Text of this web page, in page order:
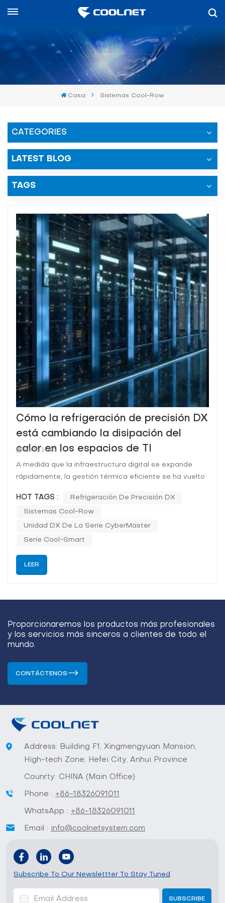
Casa Sistemas Cool-Row
CATEGORIES
LATEST BLOG
TAGS
Cómo la refrigeración de precisión DX
está cambiando la disipación del
calor en los espacios de TI
Jun 16, 2025
A medida que la infraestructura digital se expande
rápidamente, la gestión térmica eficiente se ha vuelto
longevidad de las operaciones de TI. En Coolnet,
continuamos liderando el desarrollo de tecnologías de
enfriamiento de precisión que brindan soluc...
HOT TAGS : Refrigeración De Precisión DX
Sistemas Cool-Row
Unidad DX De La Serie CyberMaster
Serie Cool-Smart
LEER
Proporcionaremos los productos más profesionales
y los servicios más sinceros a clientes de todo el
mundo.
CONTÁCTENOS
Address: Building F1, Xingmengyuan Mansion,
High-tech Zone, Hefei City, Anhui Province
Counrty: CHINA (Main Office)
Phone : +86-18326091011
WhatsApp : +86-18326091011
Email : info@coolnetsystem.com
Subscribe To Our Newslettter To Stay Tuned